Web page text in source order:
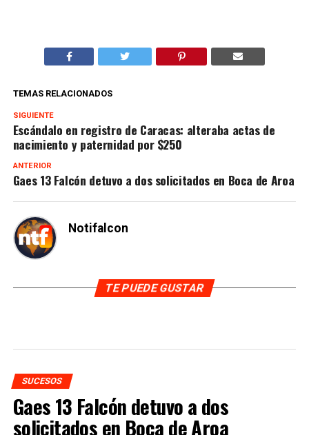
TEMAS RELACIONADOS
SIGUIENTE
Escándalo en registro de Caracas: alteraba actas de
nacimiento y paternidad por $250
ANTERIOR
Gaes 13 Falcón detuvo a dos solicitados en Boca de Aroa
Notifalcon
TE PUEDE GUSTAR
SUCESOS
Gaes 13 Falcón detuvo a dos
solicitados en Boca de Aroa